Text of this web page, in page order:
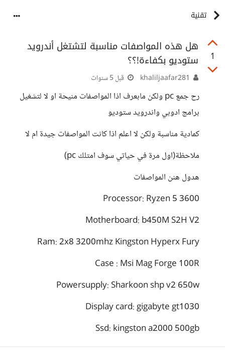
تقنية
1
هل هذه المواصفات مناسبة لتشتغل أندرويد
ستوديو بكفاءة!؟؟
قبل 5 سنوات
رح جمع pc ولكن مابعرف اذا المواصفات منيحة او لا لتشغيل
برامج ادوبي واندرويد ستوديو
كمادية مناسبة ولكن لا اعلم اذا كانت المواصفات جيدة ام لا
ملاحظة(اول مرة في حياتي سوف امتلك pc)
هدول هنن المواصفات
Processor: Ryzen 5 3600
Motherboard: b450M S2H V2
Ram: 2x8 3200mhz Kingston Hyperx Fury
Case : Msi Mag Forge 100R
Powersupply: Sharkoon shp v2 650w
Display card: gigabyte gt1030
Ssd: kingston a2000 500gb